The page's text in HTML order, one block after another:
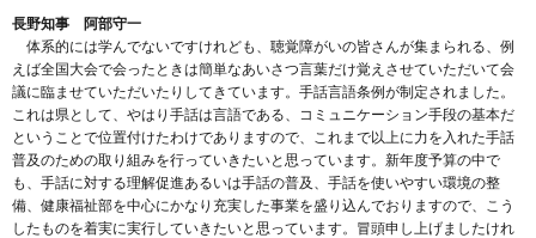
長野知事 阿部守一
体系的には学んでないですけれども、聴覚障がいの皆さんが集まられる、例
えば全国大会で会ったときは簡単なあいさつ言葉だけ覚えさせていただいて会
議に臨ませていただいたりしてきています。手話言語条例が制定されました。
これは県として、やはり手話は言語である、コミュニケーション手段の基本だ
ということで位置付けたわけでありますので、これまで以上に力を入れた手話
普及のための取り組みを行っていきたいと思っています。新年度予算の中で
も、手話に対する理解促進あるいは手話の普及、手話を使いやすい環境の整
備、健康福祉部を中心にかなり充実した事業を盛り込んでおりますので、こう
したものを着実に実行していきたいと思っています。冒頭申し上げましたけれ